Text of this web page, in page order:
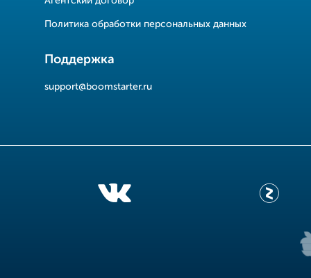
Политика обработки персональных данных
Поддержка
support@boomstarter.ru